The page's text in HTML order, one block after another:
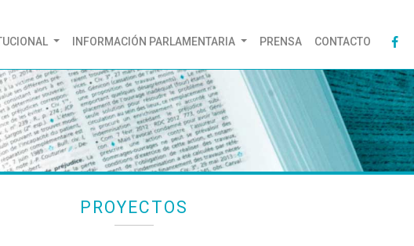
INFORMACIÓN PARLAMENTARIA PRENSA CONTACTO 
PROYECTOS